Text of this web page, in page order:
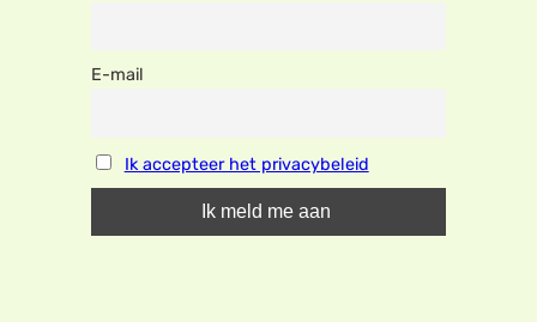
E-mail
Ik accepteer het privacybeleid